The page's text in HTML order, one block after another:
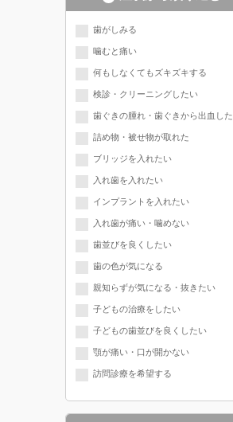
歯がしみる
噛むと痛い
何もしなくてもズキズキする
検診・クリーニングしたい
歯ぐきの腫れ・歯ぐきから出血した
詰め物・被せ物が取れた
ブリッジを入れたい
入れ歯を入れたい
インプラントを入れたい
入れ歯が痛い・噛めない
歯並びを良くしたい
歯の色が気になる
親知らずが気になる・抜きたい
子どもの治療をしたい
子どもの歯並びを良くしたい
顎が痛い・口が開かない
訪問診療を希望する